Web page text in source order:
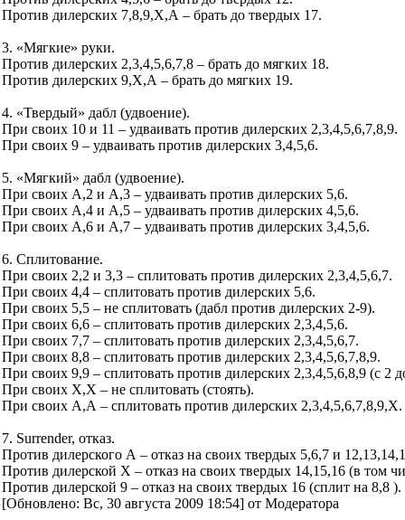
Против дилерских 7,8,9,Х,А – брать до твердых 17.
3. «Мягкие» руки.
Против дилерских 2,3,4,5,6,7,8 – брать до мягких 18.
Против дилерских 9,Х,А – брать до мягких 19.
4. «Твердый» дабл (удвоение).
При своих 10 и 11 – удваивать против дилерских 2,3,4,5,6,7,8,9.
При своих 9 – удваивать против дилерских 3,4,5,6.
5. «Мягкий» дабл (удвоение).
При своих А,2 и А,3 – удваивать против дилерских 5,6.
При своих А,4 и А,5 – удваивать против дилерских 4,5,6.
При своих А,6 и А,7 – удваивать против дилерских 3,4,5,6.
6. Сплитование.
При своих 2,2 и 3,3 – сплитовать против дилерских 2,3,4,5,6,7.
При своих 4,4 – сплитовать против дилерских 5,6.
При своих 5,5 – не сплитовать (дабл против дилерских 2-9).
При своих 6,6 – сплитовать против дилерских 2,3,4,5,6.
При своих 7,7 – сплитовать против дилерских 2,3,4,5,6,7.
При своих 8,8 – сплитовать против дилерских 2,3,4,5,6,7,8,9.
При своих 9,9 – сплитовать против дилерских 2,3,4,5,6,8,9 (с 2
При своих Х,Х – не сплитовать (стоять).
При своих А,А – сплитовать против дилерских 2,3,4,5,6,7,8,9,Х.
7. Surrender, отказ.
Против дилерского А – отказ на своих твердых 5,6,7 и
Против дилерской Х – отказ на своих твердых 14,15,16 (в том
Против дилерской 9 – отказ на своих твердых 16 (сплит на 8,8 ).
[Обновлено: Вс, 30 августа 2009 18:54] от Модератора